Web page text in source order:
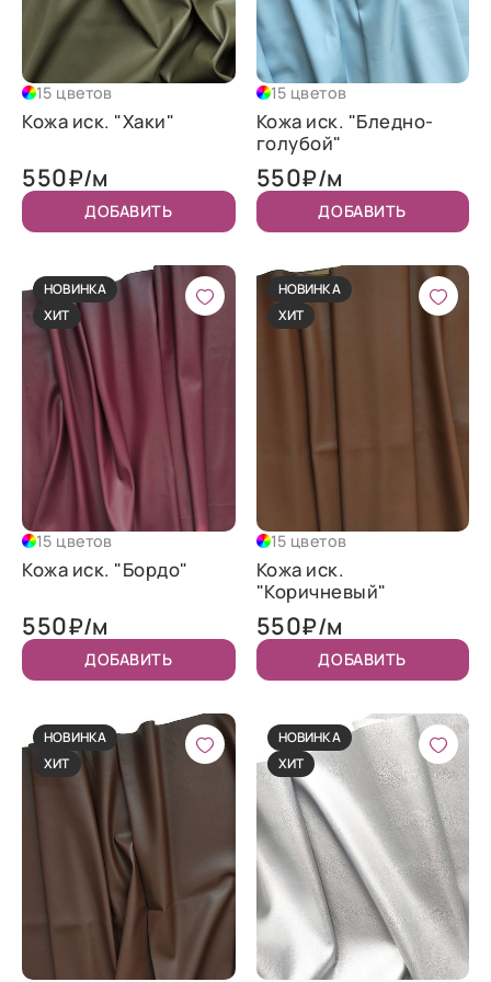
15 цветов
Кожа иск. "Хаки"
550₽/м
ДОБАВИТЬ
15 цветов
Кожа иск. "Бледно-
голубой"
550₽/м
ДОБАВИТЬ
НОВИНКА
ХИТ
15 цветов
Кожа иск. "Бордо"
550₽/м
ДОБАВИТЬ
НОВИНКА
ХИТ
15 цветов
Кожа иск.
"Коричневый"
550₽/м
ДОБАВИТЬ
НОВИНКА
ХИТ
НОВИНКА
ХИТ